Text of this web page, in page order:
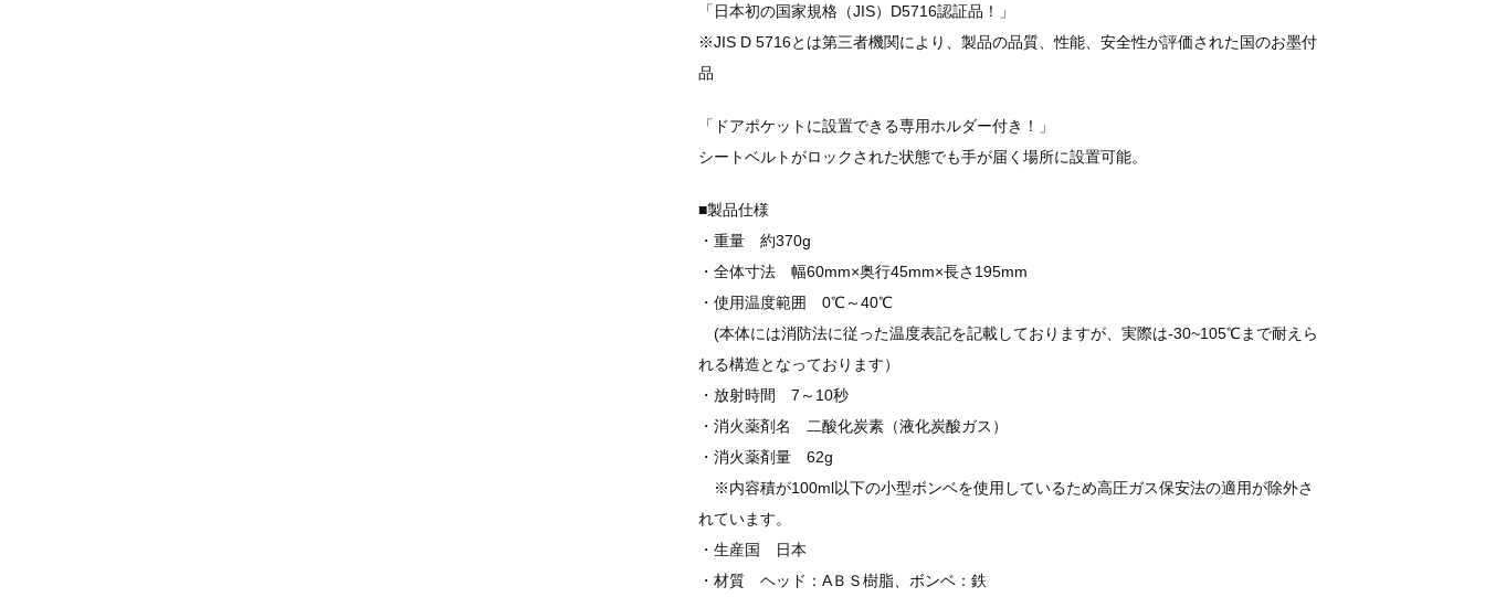
「日本初の国家規格（JIS）D5716認証品！」
※JIS D 5716とは第三者機関により、製品の品質、性能、安全性が評価された国のお墨付
品
「ドアポケットに設置できる専用ホルダー付き！」
シートベルトがロックされた状態でも手が届く場所に設置可能。
■製品仕様
・重量 約370g
・全体寸法 幅60mm×奥行45mm×長さ195mm
・使用温度範囲 0℃～40℃
(本体には消防法に従った温度表記を記載しておりますが、実際は-30~105℃まで耐えら
れる構造となっております）
・放射時間 7～10秒
・消火薬剤名 二酸化炭素（液化炭酸ガス）
・消火薬剤量 62g
※内容積が100ml以下の小型ボンベを使用しているため高圧ガス保安法の適用が除外さ
れています。
・生産国 日本
・材質 ヘッド：AＢＳ樹脂、ボンベ：鉄